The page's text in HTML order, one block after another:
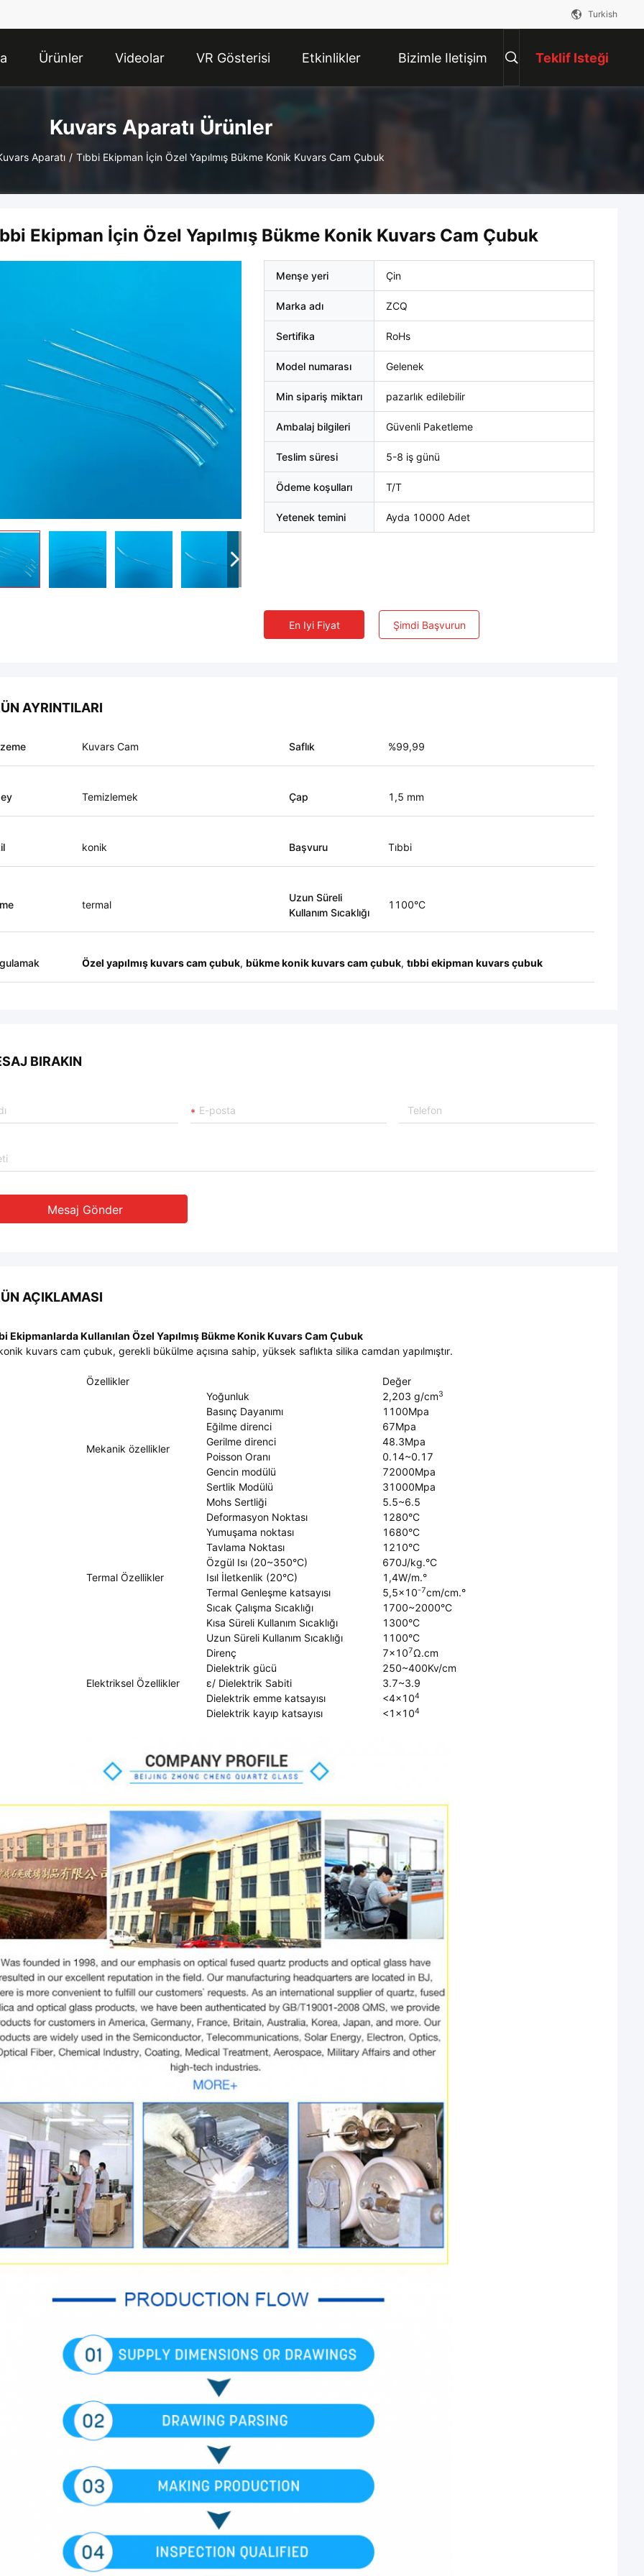
Turkish
Ürünler Videolar VR Gösterisi Etkinlikler Bizimle Iletişim Teklif Isteği
Kuvars Aparatı Ürünler
Aparatı / Tıbbi Ekipman İçin Özel Yapılmış Bükme Konik Kuvars Cam Çubuk
Ekipman İçin Özel Yapılmış Bükme Konik Kuvars Cam Çubuk
Menşe yeri Çin
Marka adı ZCQ
Sertifika RoHs
Model numarası Gelenek
Min sipariş miktarı pazarlık edilebilir
Ambalaj bilgileri Güvenli Paketleme
Teslim süresi 5-8 iş günü
Ödeme koşulları T/T
Yetenek temini Ayda 10000 Adet
En Iyi Fiyat Şimdi Başvurun
AYRINTILARI
Kuvars Cam Saflık %99,99
Temizlemek Çap 1,5 mm
konik Başvuru Tıbbi
termal
Uzun Süreli
Kullanım Sıcaklığı
1100°C
Özel yapılmış kuvars cam çubuk, bükme konik kuvars cam çubuk, tıbbi ekipman kuvars çubuk
BIRAKIN
Mesaj Gönder
AÇIKLAMASI
Ekipmanlarda Kullanılan Özel Yapılmış Bükme Konik Kuvars Cam Çubuk
kuvars cam çubuk, gerekli bükülme açısına sahip, yüksek saflıkta silika camdan yapılmıştır.
Özellikler Değer
Mekanik özellikler
Yoğunluk 2,203 g/cm3
Basınç Dayanımı
1100Mpa
Eğilme direnci
67Mpa
Gerilme direnci
48.3Mpa
Poisson Oranı
0.14~0.17
Gencin modülü
72000Mpa
Sertlik Modülü
31000Mpa
Mohs Sertliği
5.5~6.5
Termal Özellikler
Deformasyon Noktası
1280°C
Yumuşama noktası
1680°C
Tavlama Noktası
1210°C
Özgül Isı (20~350°C)
670J/kg.°C
Isıl İletkenlik (20°C)
1,4W/m.°
Termal Genleşme katsayısı
5,5×10-7cm/cm.°
Sıcak Çalışma Sıcaklığı
1700~2000°C
Kısa Süreli Kullanım Sıcaklığı
1300°C
Uzun Süreli Kullanım Sıcaklığı
1100°C
Elektriksel Özellikler
Direnç 7×107Ω.cm
Dielektrik gücü
250~400Kv/cm
ε/ Dielektrik Sabiti
3.7~3.9
Dielektrik emme katsayısı
<4×104
Dielektrik kayıp katsayısı <1×104